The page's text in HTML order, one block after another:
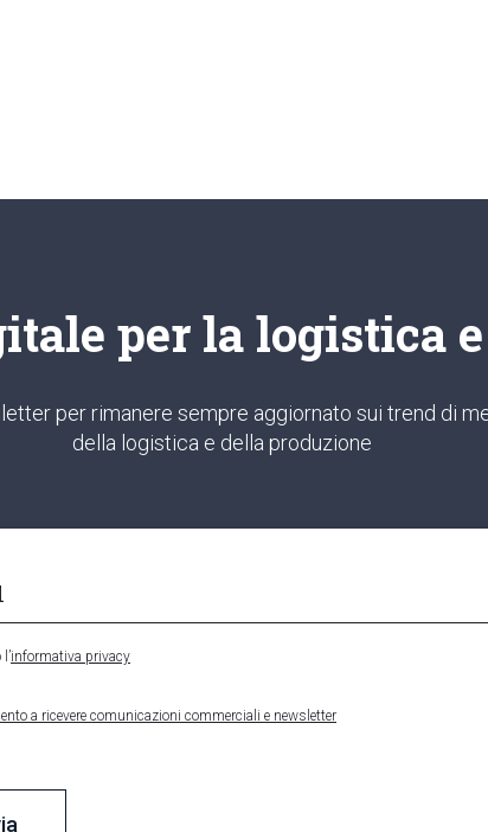
per la logistica
per rimanere sempre aggiornato sui trend di
della logistica e della produzione
informativa privacy
a ricevere comunicazioni commerciali e newsletter